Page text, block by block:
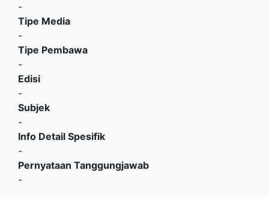
-
Tipe Media
-
Tipe Pembawa
-
Edisi
-
Subjek
-
Info Detail Spesifik
-
Pernyataan Tanggungjawab
-